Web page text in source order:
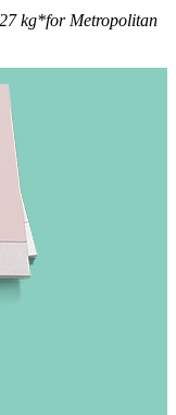
kg*for Metropolitan